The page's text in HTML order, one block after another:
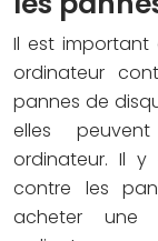
Il est important
ordinateur
pannes de
elles
ordinateur. Il
contre les
acheter une